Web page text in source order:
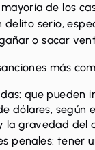
de los
delito serio,
o sacar
más
que pueden
dólares, según
la gravedad del
penales: tener